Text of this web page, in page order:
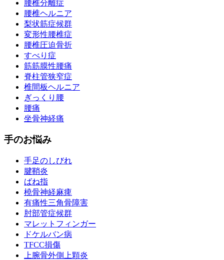
腰椎分離症
腰椎ヘルニア
梨状筋症候群
変形性腰椎症
腰椎圧迫骨折
すべり症
筋筋膜性腰痛
脊柱管狭窄症
椎間板ヘルニア
ぎっくり腰
腰痛
坐骨神経痛
手のお悩み
手足のしびれ
腱鞘炎
ばね指
橈骨神経麻痺
有痛性三角骨障害
肘部管症候群
マレットフィンガー
ドケルバン病
TFCC損傷
上腕骨外側上顆炎